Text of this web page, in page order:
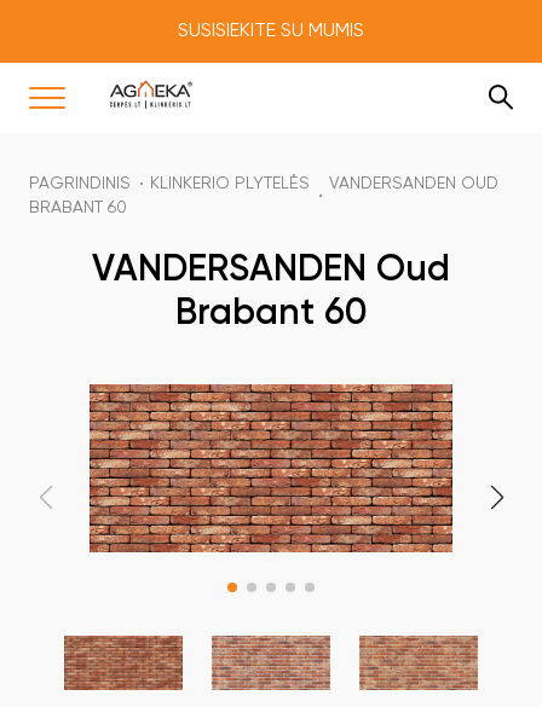
SUSISIEKITE SU MUMIS
PAGRINDINIS KLINKERIO PLYTELĖS
VANDERSANDEN OUD
BRABANT 60
VANDERSANDEN Oud
Brabant 60